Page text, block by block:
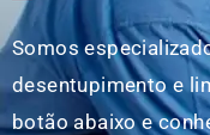
Somos
desentupimento e
botão abaixo e